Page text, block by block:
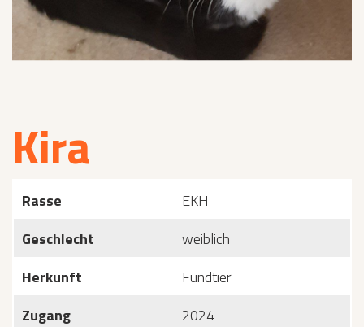
Kira
Rasse
EKH
Geschlecht
weiblich
Herkunft
Fundtier
Zugang
2024